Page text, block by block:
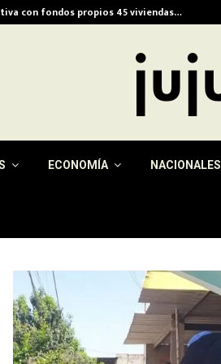
con fondos propios 45 viviendas…
ECONOMÍA NACIONALES